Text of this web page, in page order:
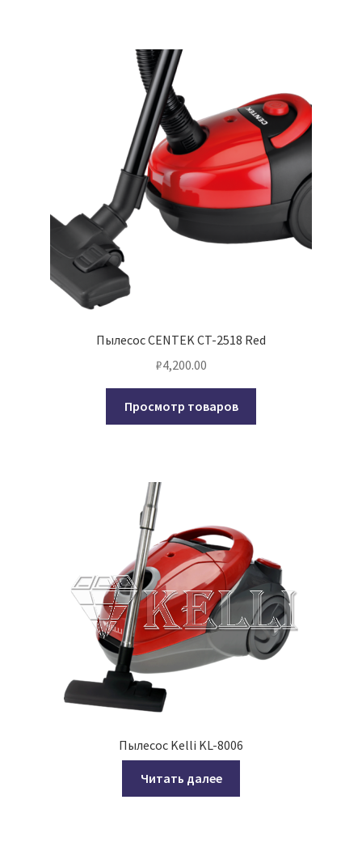
Пылесос CENTEK CT-2518 Red
₽4,200.00
Просмотр товаров
Пылесос Kelli KL-8006
Читать далее